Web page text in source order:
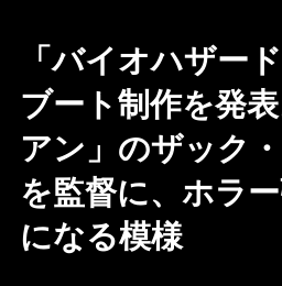
「バイオハザー
ブート制作を発
アン」のザック
を監督に、ホラ
になる模様